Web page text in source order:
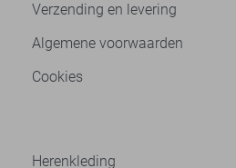
Verzending en levering
Algemene voorwaarden
Cookies
Herenkleding